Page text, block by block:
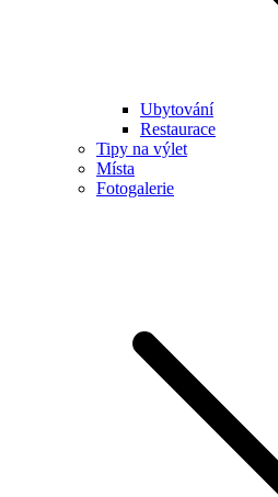
Ubytování
Restaurace
Tipy na výlet
Místa
Fotogalerie